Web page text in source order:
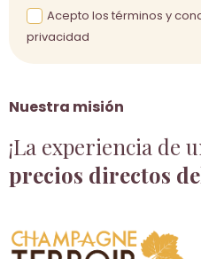
Nuestra misión
¡La experiencia de
precios directos
Acepto los términos y
privacidad